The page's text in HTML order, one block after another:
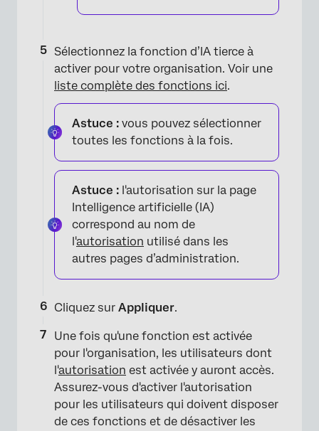
Sélectionnez la fonction d’IA tierce à
activer pour votre organisation. Voir une
liste complète des fonctions ici.
Astuce : vous pouvez sélectionner
toutes les fonctions à la fois.
Astuce : l'autorisation sur la page
Intelligence artificielle (IA)
correspond au nom de
l'autorisation utilisé dans les
autres pages d’administration.
Cliquez sur Appliquer.
Une fois qu'une fonction est activée
pour l'organisation, les utilisateurs dont
l'autorisation est activée y auront accès.
Assurez-vous d'activer l'autorisation
pour les utilisateurs qui doivent disposer
de ces fonctions et de désactiver les